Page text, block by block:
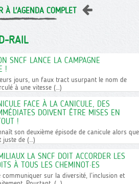
À L'AGENDA COMPLET
RAIL
SNCF LANCE LA CAMPAGNE
!
jours, un faux tract usurpant le nom de
à une vitesse (…)
FACE À LA CANICULE, DES
DOIVENT ÊTRE MISES EN
!
son deuxième épisode de canicule alors que
juste de (…)
LA SNCF DOIT ACCORDER LES
À TOUS LES CHEMINOT·ES
communiquer sur la diversité, l’inclusion et